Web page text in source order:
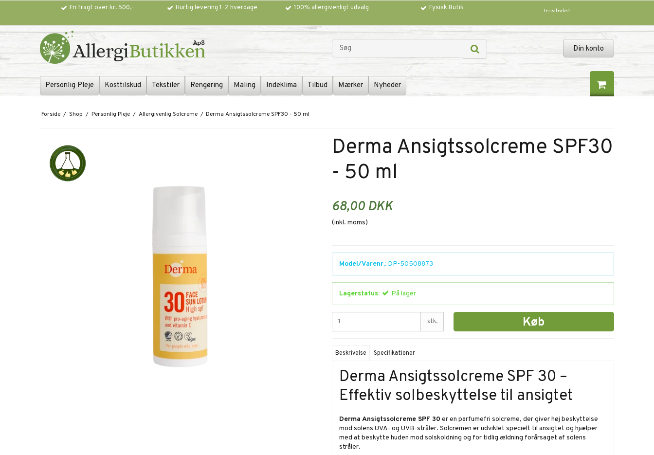
Fri fragt over kr. 500,- Hurtig levering 1-2 hverdage 100% allergivenligt udvalg Fysisk Butik Trustpilot
Din konto
Personlig Pleje Kosttilskud Tekstiler Rengøring Maling Indeklima Tilbud Mærker Nyheder
Forside / Shop / Personlig Pleje / Allergivenlig Solcreme / Derma Ansigtssolcreme SPF30 - 50 ml
Derma Ansigtssolcreme SPF30
- 50 ml
68,00 DKK
(inkl. moms)
Model/Varenr.: DP-50508873
Lagerstatus: På lager
stk. Køb
Beskrivelse Specifikationer
Derma Ansigtssolcreme SPF 30 –
Effektiv solbeskyttelse til ansigtet
Derma Ansigtssolcreme SPF 30 er en parfumefri solcreme, der giver høj beskyttelse
mod solens UVA- og UVB-stråler. Solcremen er udviklet specielt til ansigtet og hjælper
med at beskytte huden mod solskoldning og for tidlig ældning forårsaget af solens
stråler.